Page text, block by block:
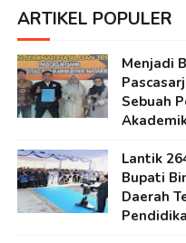
ARTIKEL POPULER
Menjadi
Sebuah
Lantik
Bupati
Daerah